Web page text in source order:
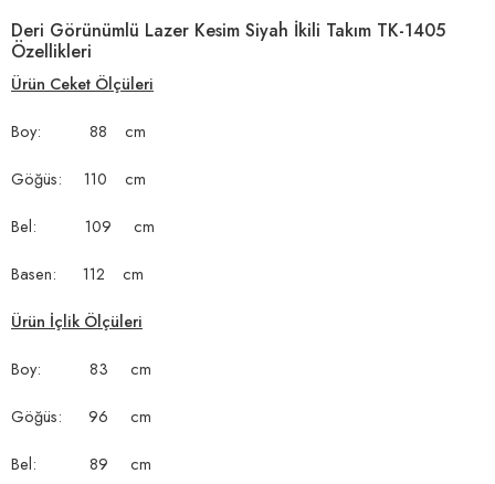
Deri Görünümlü Lazer Kesim Siyah İkili Takım TK-1405
Özellikleri
Ürün Ceket Ölçüleri
Boy: 88 cm
Göğüs: 110 cm
Bel: 109 cm
Basen: 112 cm
Ürün İçlik Ölçüleri
Boy: 83 cm
Göğüs: 96 cm
Bel: 89 cm